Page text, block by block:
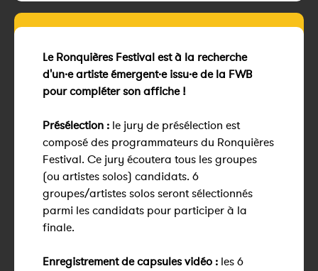
Le RonquièresFestival est à la recherche
d'un·eartisteémergent·e issu·ede la FWB
pour compléter son affiche !
Présélection : le jury de présélection est
composé des programmateurs du Ronquières
Festival. Ce jury écoutera tous les groupes
(ou artistes solos) candidats. 6
groupes/artistes solos seront sélectionnés
parmi les candidats pour participer à la
finale.
Enregistrement de capsules vidéo : les 6